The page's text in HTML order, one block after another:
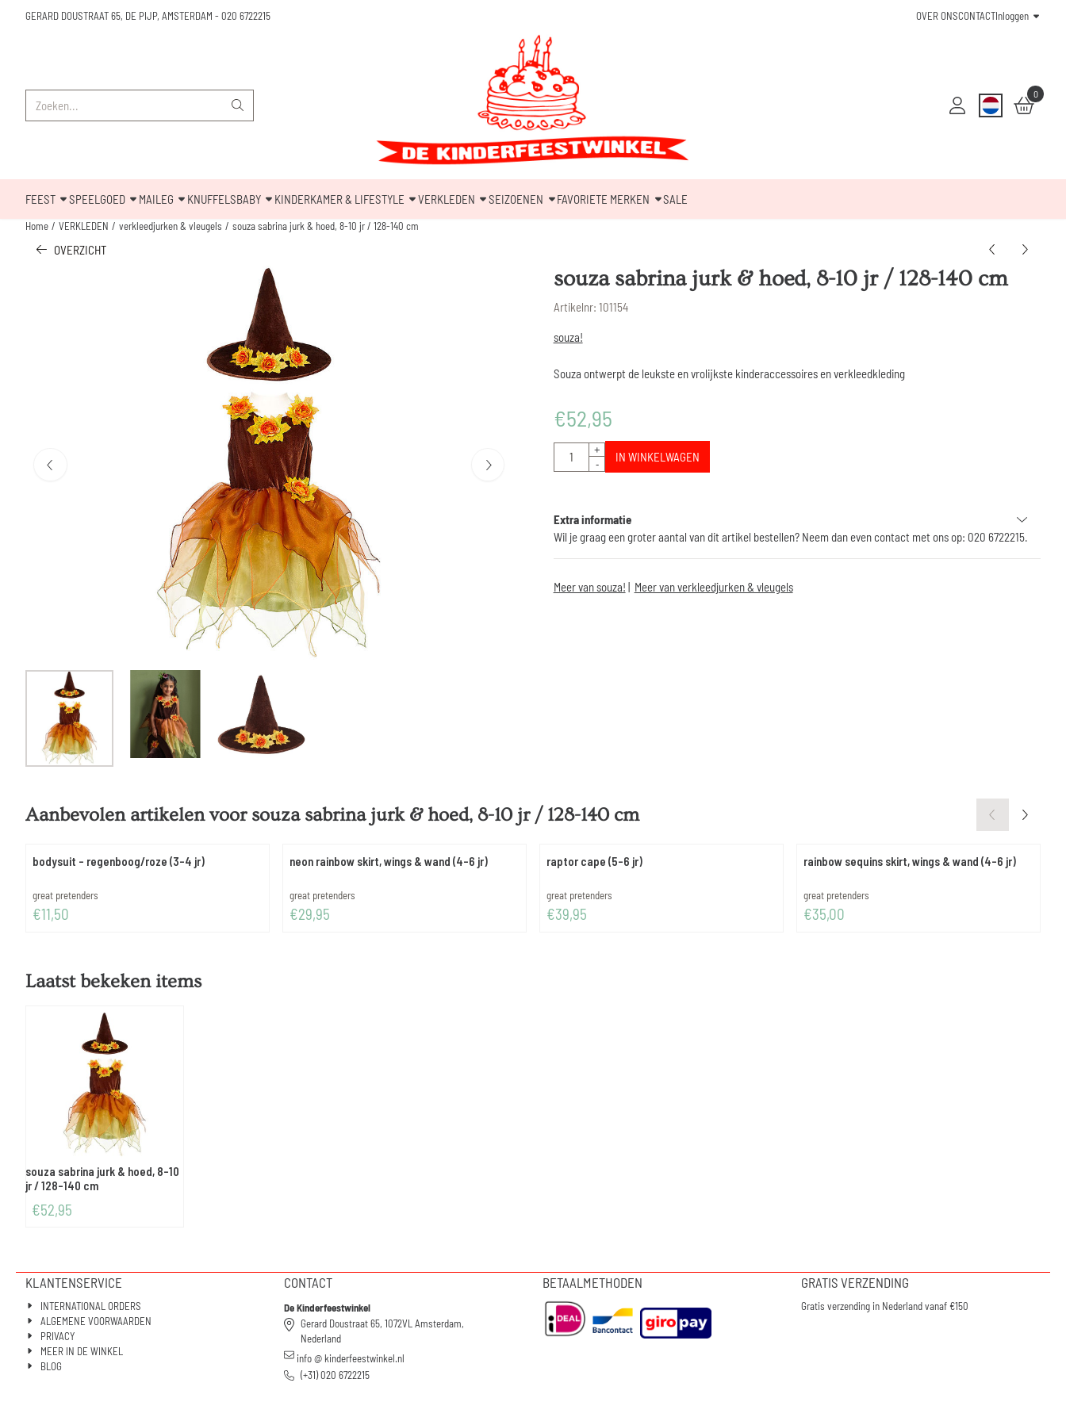
GERARD DOUSTRAAT 65, DE PIJP, AMSTERDAM - 020 6722215 OVER ONSCONTACTInloggen
0
FEEST SPEELGOED MAILEG KNUFFELSBABY KINDERKAMER & LIFESTYLE VERKLEDEN SEIZOENEN FAVORIETE MERKEN SALE
Home / VERKLEDEN / verkleedjurken & vleugels / souza sabrina jurk & hoed, 8-10 jr / 128-140 cm
OVERZICHT
souza sabrina jurk & hoed, 8-10 jr / 128-140 cm
Artikelnr: 101154
souza!
Souza ontwerpt de leukste en vrolijkste kinderaccessoires en verkleedkleding
€52,95
Aantal
+
-
IN WINKELWAGEN
Extra informatie
Wil je graag een groter aantal van dit artikel bestellen? Neem dan even contact met ons op: 020 6722215.
Meer van souza! | Meer van verkleedjurken & vleugels
Aanbevolen artikelen voor souza sabrina jurk & hoed, 8-10 jr / 128-140 cm
bodysuit - regenboog/roze (3-4 jr)
Merk:
great pretenders
Prijs: 11,50
€11,50
neon rainbow skirt, wings & wand (4-6 jr)
Merk:
great pretenders
Prijs: 29,95
€29,95
raptor cape (5-6 jr)
Merk:
great pretenders
Prijs: 39,95
€39,95
rainbow sequins skirt, wings & wand (4-6 jr)
Merk:
great pretenders
Prijs: 35,00
€35,00
Laatst bekeken items
souza sabrina jurk & hoed, 8-10
jr / 128-140 cm
€52,95
KLANTENSERVICE
INTERNATIONAL ORDERS
ALGEMENE VOORWAARDEN
PRIVACY
MEER IN DE WINKEL
BLOG
CONTACT
De Kinderfeestwinkel
Gerard Doustraat 65, 1072VL Amsterdam,
Nederland
info @ kinderfeestwinkel.nl
(+31) 020 6722215
BETAALMETHODEN GRATIS VERZENDING
Gratis verzending in Nederland vanaf €150